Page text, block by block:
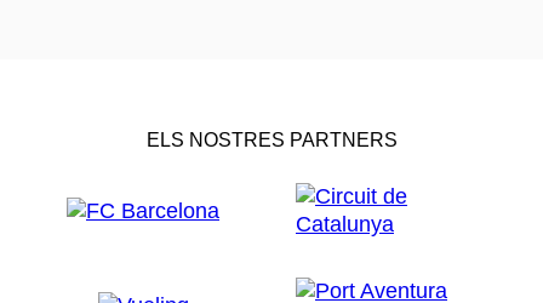
ELS NOSTRES PARTNERS